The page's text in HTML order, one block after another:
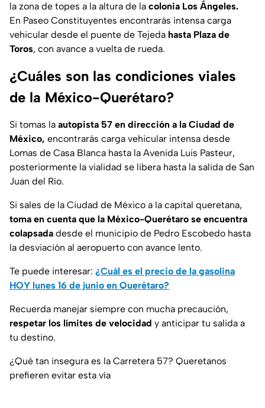
la zona de topes a la altura de la colonia Los Ángeles.
En Paseo Constituyentes encontrarás intensa carga
vehicular desde el puente de Tejeda hasta Plaza de
Toros, con avance a vuelta de rueda.
¿Cuáles son las condiciones viales
de la México-Querétaro?
Si tomas la autopista 57 en dirección a la Ciudad de
México, encontrarás carga vehicular intensa desde
Lomas de Casa Blanca hasta la Avenida Luis Pasteur,
posteriormente la vialidad se libera hasta la salida de San
Juan del Río.
Si sales de la Ciudad de México a la capital queretana,
toma en cuenta que la México-Querétaro se encuentra
colapsada desde el municipio de Pedro Escobedo hasta
la desviación al aeropuerto con avance lento.
Te puede interesar: ¿Cuál es el precio de la gasolina
HOY lunes 16 de junio en Querétaro?
Recuerda manejar siempre con mucha precaución,
respetar los límites de velocidad y anticipar tu salida a
tu destino.
¿Qué tan insegura es la Carretera 57? Queretanos
prefieren evitar esta vía